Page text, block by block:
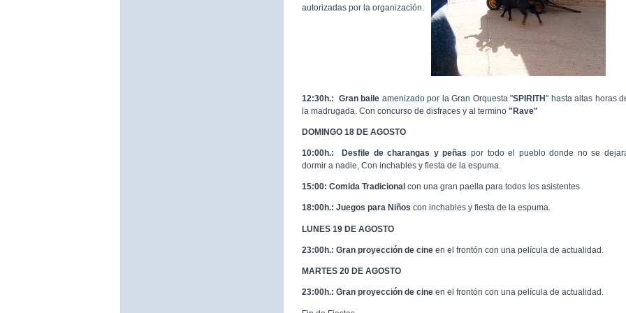
autorizadas por la organización.
12:30h.: Gran baile amenizado por la Gran Orquesta "SPIRITH" hasta altas horas
la madrugada. Con concurso de disfraces y al termino "Rave"
DOMINGO 18 DE AGOSTO
10:00h.: Desfile de charangas y peñas por todo el pueblo donde no se
dormir a nadie, Con inchables y fiesta de la espuma.
15:00: Comida Tradicional con una gran paella para todos los asistentes.
18:00h.: Juegos para Niños con inchables y fiesta de la espuma.
LUNES 19 DE AGOSTO
23:00h.: Gran proyección de cine en el frontón con una película de actualidad.
MARTES 20 DE AGOSTO
23:00h.: Gran proyección de cine en el frontón con una película de actualidad.